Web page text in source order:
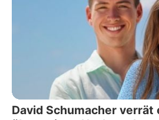
David Schumacher verrät